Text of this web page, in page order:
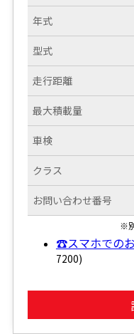
年式
型式
走行距離
最大積載量
車検
クラス
お問い合わせ番号
※
☎スマホでの
7200)